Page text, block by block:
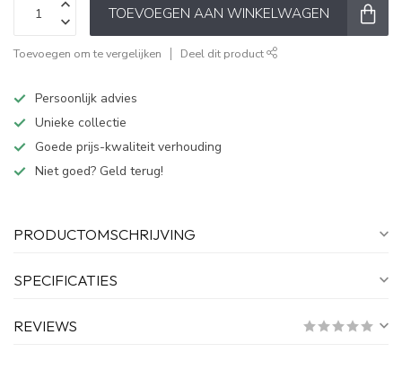
TOEVOEGEN AAN WINKELWAGEN
Toevoegen om te vergelijken Deel dit product
Persoonlijk advies
Unieke collectie
Goede prijs-kwaliteit verhouding
Niet goed? Geld terug!
PRODUCTOMSCHRIJVING
SPECIFICATIES
REVIEWS